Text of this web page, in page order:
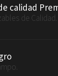
calidad
de Calidad.